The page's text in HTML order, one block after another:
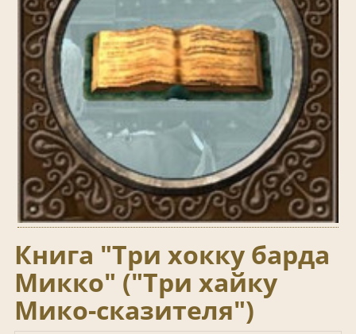
Книга "Три хокку барда
Микко" ("Три хайку
Мико-сказителя")